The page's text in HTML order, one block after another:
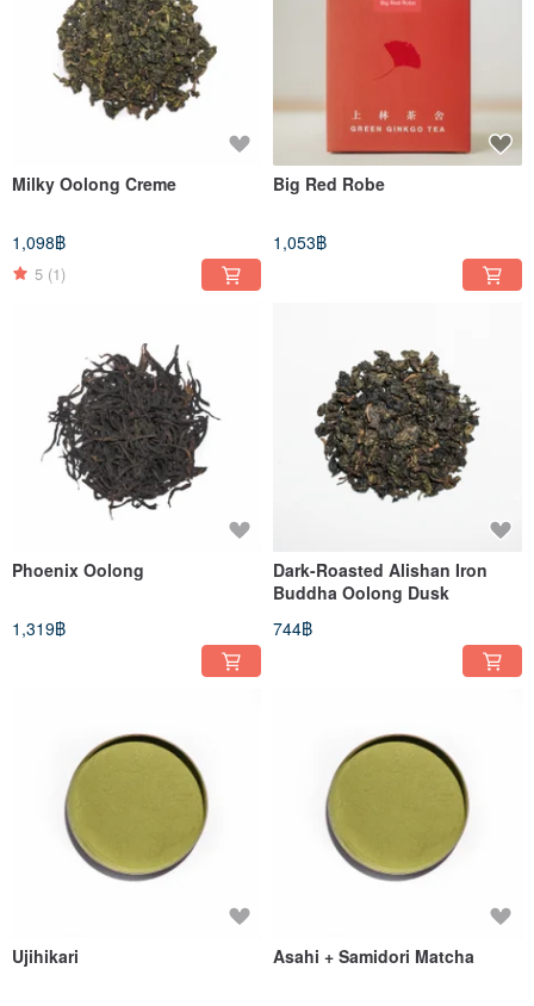
Milky Oolong Creme
1,098฿
5 (1)
Big Red Robe
1,053฿
Phoenix Oolong
1,319฿
Dark-Roasted Alishan Iron
Buddha Oolong Dusk
744฿
Ujihikari Asahi + Samidori Matcha